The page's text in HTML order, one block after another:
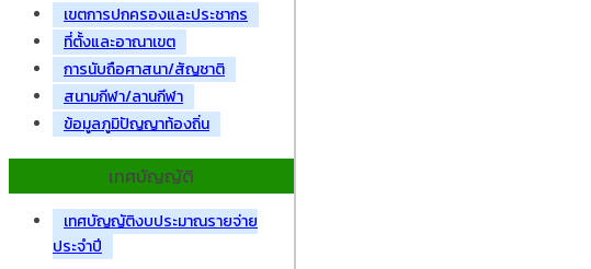
เขตการปกครองและประชากร
ที่ตั้งและอาณาเขต
การนับถือศาสนา/สัญชาติ
สนามกีฬา/ลานกีฬา
ข้อมูลภูมิปัญญาท้องถิ่น
เทศบัญญัติ
เทศบัญญัติงบประมาณรายจ่าย
ประจำปี